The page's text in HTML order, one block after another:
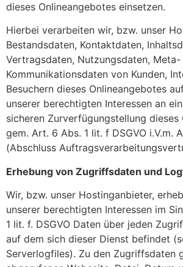
dieses Onlineangebotes einsetzen.
Hierbei verarbeiten wir, bzw. unser
Bestandsdaten, Kontaktdaten,
Vertragsdaten, Nutzungsdaten, Meta-
Kommunikationsdaten von Kunden,
Besuchern dieses Onlineangebotes
unserer berechtigten Interessen an
sicheren Zurverfügungstellung dieses
gem. Art. 6 Abs. 1 lit. f DSGVO i.V.m.
(Abschluss
Erhebung von Zugriffsdaten und
Wir, bzw. unser Hostinganbieter,
unserer berechtigten Interessen im
1 lit. f. DSGVO Daten über jeden
auf dem sich dieser Dienst befindet
Serverlogfiles). Zu den Zugriffsdaten